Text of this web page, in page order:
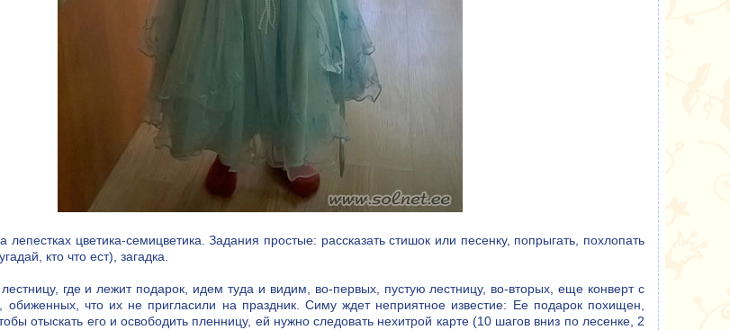
цветика-семицветика. Задания простые: рассказать стишок или песенку, попрыгать, похлопать
кто что ест), загадка.
лестницу, где и лежит подарок, идем туда и видим, во-первых, пустую лестницу, во-вторых, еще конверт с
обиженных, что их не пригласили на праздник. Симу ждет неприятное известие: Ее подарок похищен,
отыскать его и освободить пленницу, ей нужно следовать нехитрой карте (10 шагов вниз по лесенке, 2